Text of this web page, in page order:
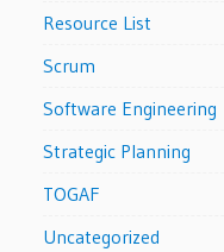
Resource List
Scrum
Software Engineering
Strategic Planning
TOGAF
Uncategorized